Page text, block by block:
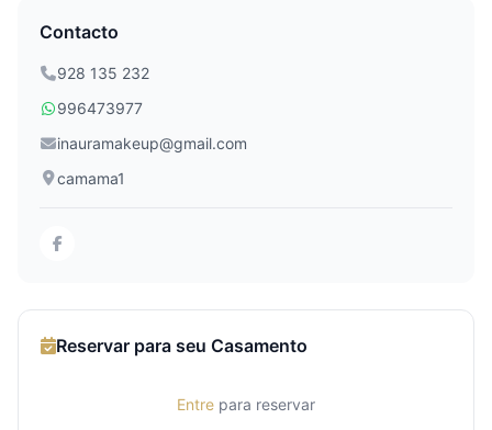
Contacto
928 135 232
996473977
inauramakeup@gmail.com
camama1
Reservar para seu Casamento
Entre para reservar